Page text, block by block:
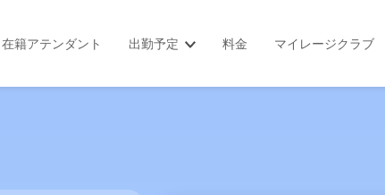
在籍アテンダント 出勤予定 料金 マイレージクラブ